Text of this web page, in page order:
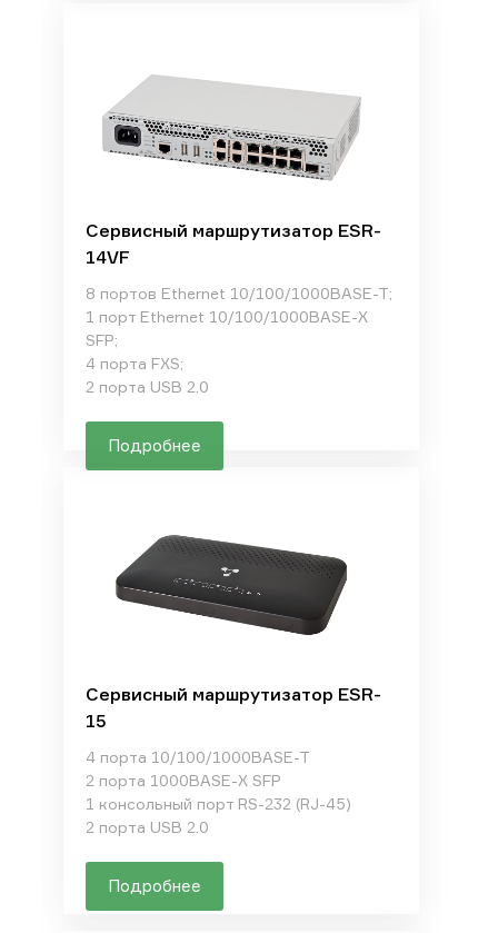
Сервисный маршрутизатор ESR-
14VF
8 портов Ethernet 10/100/1000BASE-T;
1 порт Ethernet 10/100/1000BASE-X
SFP;
4 порта FXS;
2 порта USB 2.0
Подробнее
Сервисный маршрутизатор ESR-
15
4 порта 10/100/1000BASE-T
2 порта 1000BASE-X SFP
1 консольный порт RS-232 (RJ-45)
2 порта USB 2.0
Подробнее